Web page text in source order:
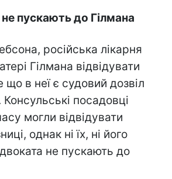
пускають до Гілмана
російська лікарня
Гілмана відвідувати
що в неї є судовий дозвіл
посадовці
могли відвідувати
однак ні їх, ні його
не пускають до